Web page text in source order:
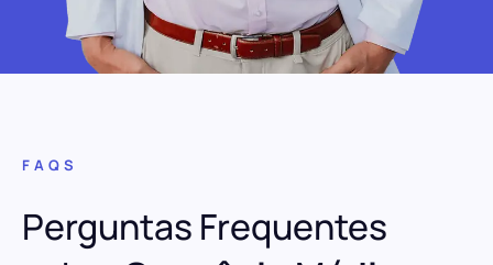
FAQS
Perguntas Frequentes